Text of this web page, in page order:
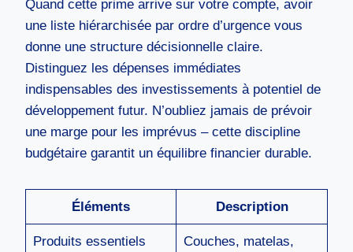
Quand cette prime arrive sur votre compte, avoir
une liste hiérarchisée par ordre d’urgence vous
donne une structure décisionnelle claire.
Distinguez les dépenses immédiates
indispensables des investissements à potentiel de
développement futur. N’oubliez jamais de prévoir
une marge pour les imprévus – cette discipline
budgétaire garantit un équilibre financier durable.
Éléments Description
Produits essentiels
Couches, matelas,